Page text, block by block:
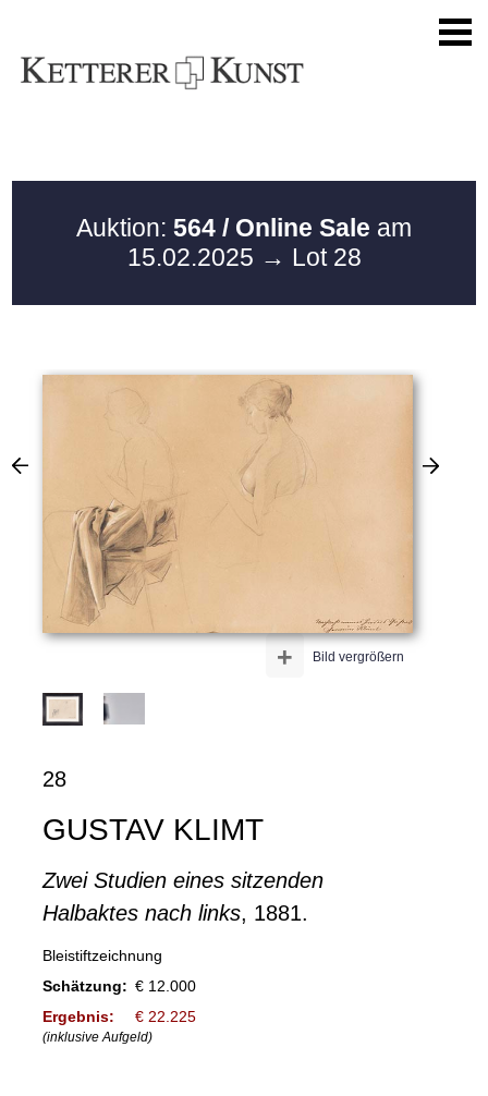
Auktion: 564 / Online Sale am
15.02.2025 → Lot 28
Bild vergrößern
+
28
GUSTAV KLIMT
Zwei Studien eines sitzenden
Halbaktes nach links, 1881.
Bleistiftzeichnung
Schätzung: € 12.000
Ergebnis:
€ 22.225
(inklusive Aufgeld)